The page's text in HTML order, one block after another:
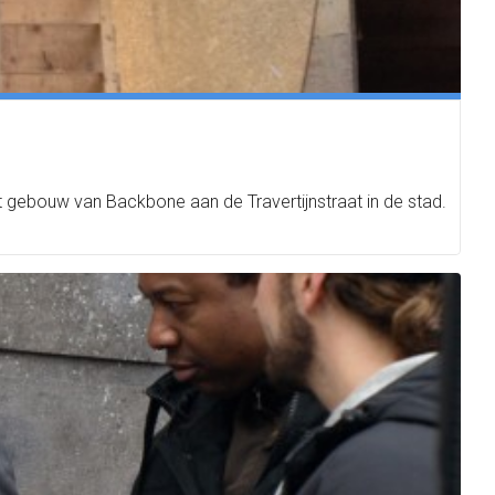
van Backbone aan de Travertijnstraat in de stad.